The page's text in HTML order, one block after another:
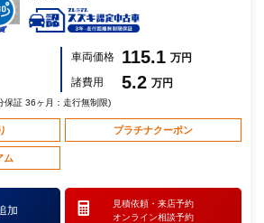
車両価格 115.1 万円
諸費用
5.2 万円
保証 36ヶ月：走行無制限)
プラチナクーポン
ム
加
見積依頼・ 来店予約
オンライン相談予約